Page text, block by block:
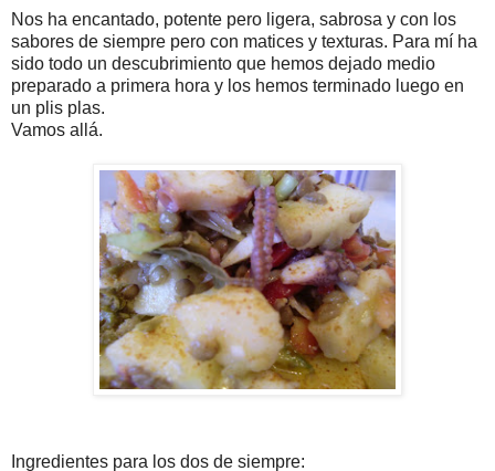
Nos ha encantado, potente pero ligera, sabrosa y con los
sabores de siempre pero con matices y texturas. Para mí ha
sido todo un descubrimiento que hemos dejado medio
preparado a primera hora y los hemos terminado luego en
un plis plas.
Vamos allá.
Ingredientes para los dos de siempre: